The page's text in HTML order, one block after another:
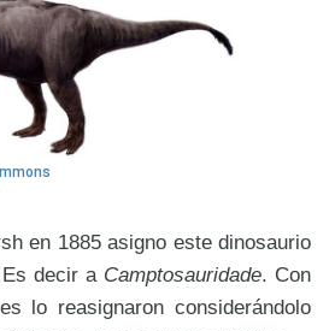
en 1885 asigno este dinosaurio
decir a Camptosauridade. Con
lo reasignaron considerándolo